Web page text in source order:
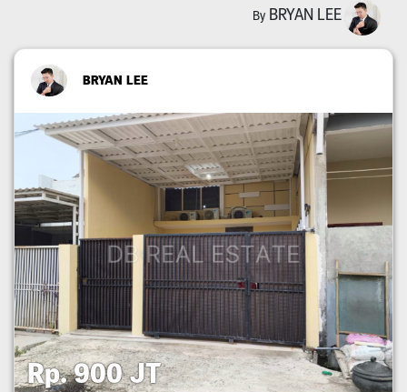
By BRYAN LEE
BRYAN LEE
Rp. 900 JT